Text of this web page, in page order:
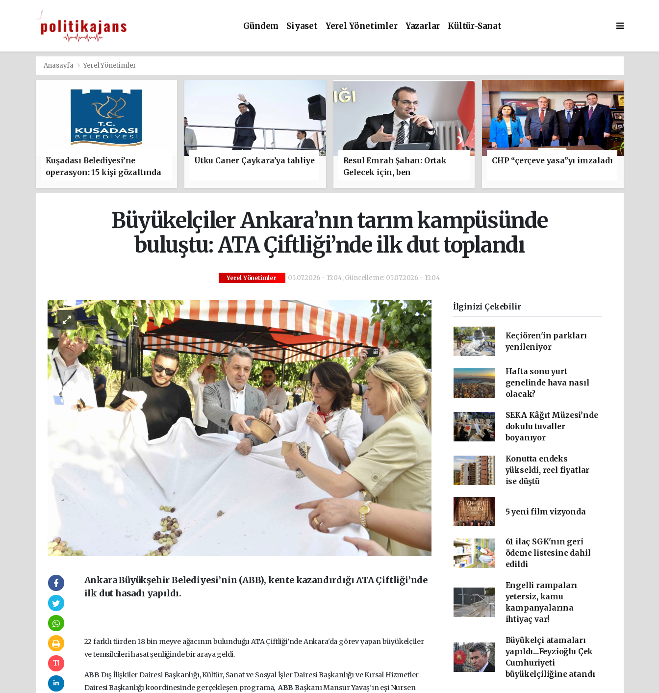
Gündem Siyaset Yerel Yönetimler Yazarlar Kültür-Sanat
Anasayfa Yerel Yönetimler
Kuşadası Belediyesi’ne
operasyon: 15 kişi gözaltında
Utku Caner Çaykara’ya tahliye
Resul Emrah Şahan: Ortak
Gelecek için, ben
CHP “çerçeve yasa”yı imzaladı
Büyükelçiler Ankara’nın tarım kampüsünde
buluştu: ATA Çiftliği’nde ilk dut toplandı
Yerel Yönetimler 05.07.2026 - 15:04, Güncelleme: 05.07.2026 - 15:04
Ankara Büyükşehir Belediyesi’nin (ABB), kente kazandırdığı ATA Çiftliği’nde
ilk dut hasadı yapıldı.
22 farklı türden 18 bin meyve ağacının bulunduğu ATA Çiftliği’nde Ankara'da görev yapan büyükelçiler
ve temsilcileri hasat şenliğinde bir araya geldi.
ABB Dış İlişkiler Dairesi Başkanlığı, Kültür, Sanat ve Sosyal İşler Dairesi Başkanlığı ve Kırsal Hizmetler
Dairesi Başkanlığı koordinesinde gerçekleşen programa,ABB Başkanı Mansur Yavaş’ın eşi Nursen
İlginizi Çekebilir
Keçiören'in parkları
yenileniyor
Hafta sonu yurt
genelinde hava nasıl
olacak?
SEKA Kâğıt Müzesi’nde
dokulu tuvaller
boyanıyor
Konutta endeks
yükseldi, reel fiyatlar
ise düştü
5 yeni film vizyonda
61 ilaç SGK'nın geri
ödeme listesine dahil
edildi
Engelli rampaları
yetersiz, kamu
kampanyalarına
ihtiyaç var!
Büyükelçi atamaları
yapıldı...Feyzioğlu Çek
Cumhuriyeti
büyükelçiliğine atandı